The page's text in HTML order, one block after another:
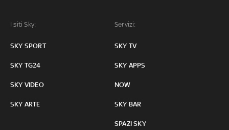
I siti Sky:
SKY SPORT
SKY TG24
SKY VIDEO
SKY ARTE
Servizi:
SKY TV
SKY APPS
NOW
SKY BAR
SPAZI SKY